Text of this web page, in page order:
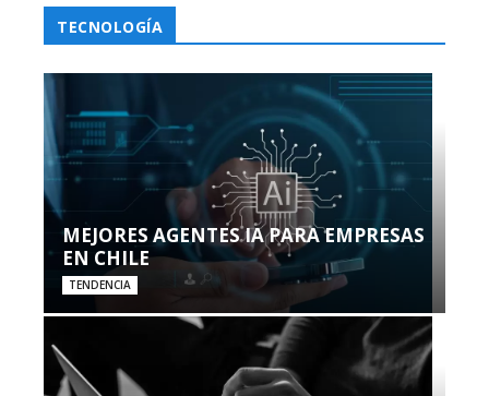
TECNOLOGÍA
MEJORES AGENTES IA PARA EMPRESAS
EN CHILE
TENDENCIA